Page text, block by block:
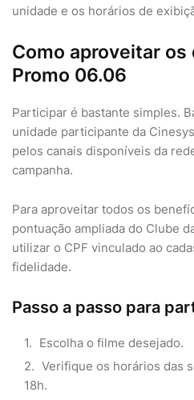
unidade e os horários de
Como aproveitar
Promo 06.06
Participar é bastante simples.
unidade participante da
pelos canais disponíveis da
campanha.
Para aproveitar todos os
pontuação ampliada do Clube
utilizar o CPF vinculado ao
fidelidade.
Passo a passo para
Escolha o filme desejado.
Verifique os horários das
18h.